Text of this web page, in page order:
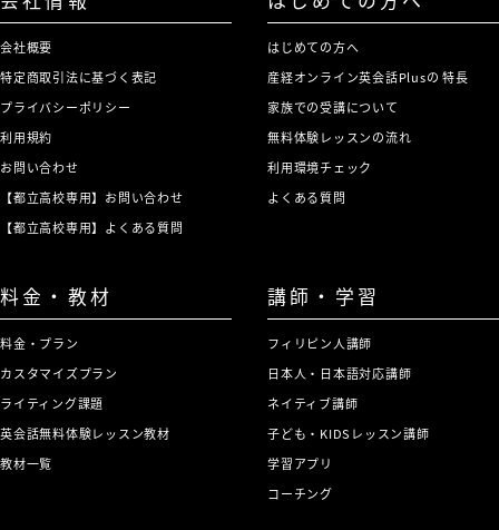
会社概要
特定商取引法に基づく表記
プライバシーポリシー
利用規約
お問い合わせ
【都立高校専用】お問い合わせ
【都立高校専用】よくある質問
はじめての方へ
産経オンライン英会話Plusの 特長
家族での受講について
無料体験レッスンの流れ
利用環境チェック
よくある質問
料金・教材
料金・プラン
カスタマイズプラン
ライティング課題
英会話無料体験レッスン教材
教材一覧
講師・学習
フィリピン人講師
日本人・日本語対応講師
ネイティブ講師
子ども・KIDSレッスン講師
学習アプリ
コーチング